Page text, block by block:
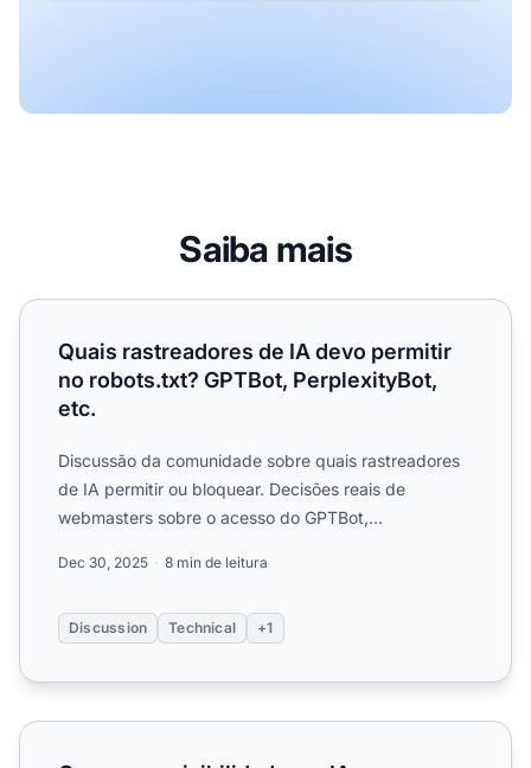
Saiba mais
Quais rastreadores de IA devo permitir no robots.txt?
Quais rastreadores de IA devo permitir
no robots.txt? GPTBot, PerplexityBot,
etc.
Discussão da comunidade sobre quais rastreadores
de IA permitir ou bloquear. Decisões reais de
webmasters sobre o acesso do GPTBot,
Dec 30, 2025 8 min de leitura
Discussion Technical +1
Queremos visibilidade em IA, mas nosso jurídico está